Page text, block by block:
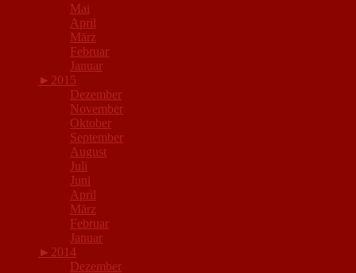
Mai
April
März
Februar
Januar
► 2015
Dezember
November
Oktober
September
August
Juli
Juni
April
März
Februar
Januar
► 2014
Dezember